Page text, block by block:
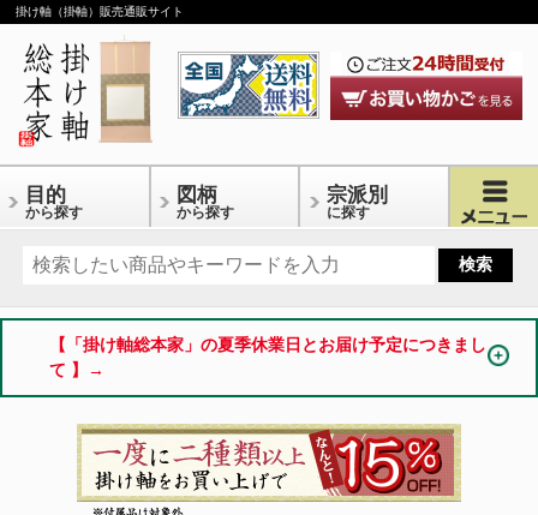
掛け軸（掛軸）販売通販サイト
目的
から探す
図柄
から探す
宗派別
に探す
【「掛け軸総本家」の夏季休業日とお届け予定につきまし
て 】→